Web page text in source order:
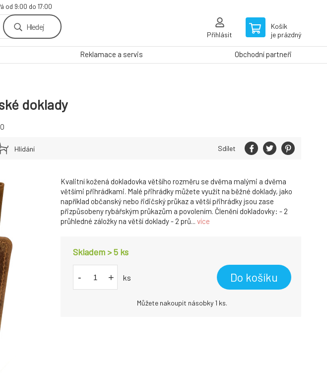
od 9:00 do 17:00
Hledej
Přihlásit
Košík
je prázdný
Reklamace a servis Obchodní partneři
doklady
Kvalitní kožená dokladovka většího rozměru se dvěma malými a dvěma
většími přihrádkami. Malé přihrádky můžete využít na běžné doklady, jako
například občanský nebo řidičský průkaz a větší přihrádky jsou zase
přizpůsobeny rybářským průkazům a povolením. Členění dokladovky: - 2
průhledné záložky na větší doklady - 2 prů... více
Skladem > 5 ks
- + ks Do košíku
Můžete nakoupit násobky 1 ks.
Hlídání Sdílet